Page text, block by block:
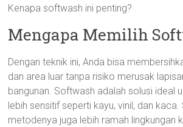
Kenapa softwash ini penting?
Mengapa Memilih
Dengan teknik ini, Anda bisa
dan area luar tanpa risiko merusak
bangunan. Softwash adalah solusi ideal
lebih sensitif seperti kayu, vinil, dan kaca.
metodenya juga lebih ramah lingkungan